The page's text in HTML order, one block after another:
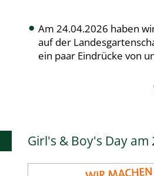
Am 24.04.2026 haben
auf der
ein paar Eindrücke von
Girl's & Boy's Day am